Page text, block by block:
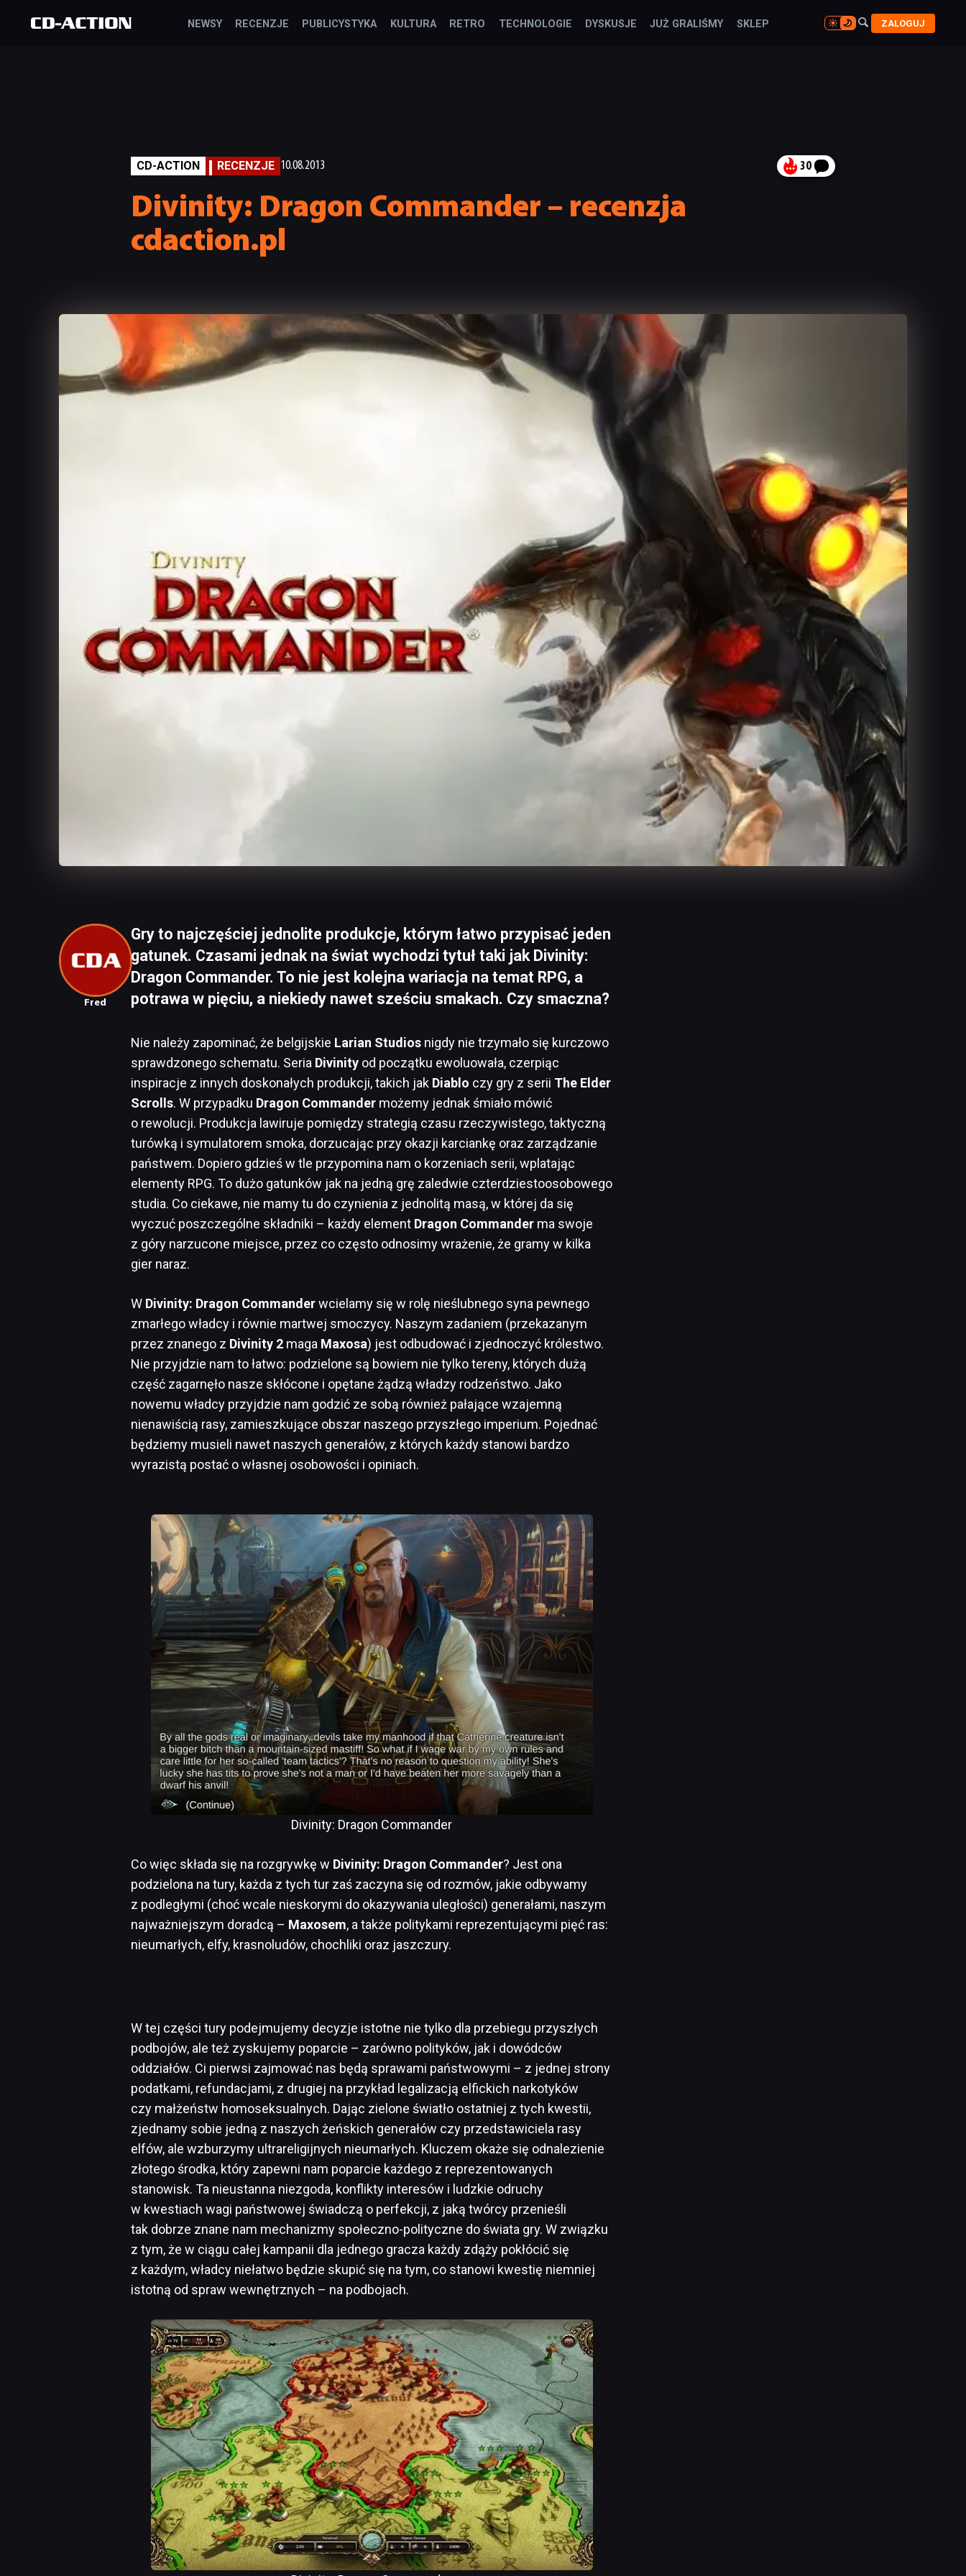
NEWSY RECENZJE PUBLICYSTYKA KULTURA RETRO TECHNOLOGIE DYSKUSJE JUŻ GRALIŚMY SKLEP 
 ZALOGUJ
CD-ACTION RECENZJE 10.08.2013 30
Divinity: Dragon Commander – recenzja
cdaction.pl
Fred
Gry to najczęściej jednolite produkcje, którym łatwo przypisać jeden
gatunek. Czasami jednak na świat wychodzi tytuł taki jak Divinity:
Dragon Commander. To nie jest kolejna wariacja na temat RPG, a
potrawa w pięciu, a niekiedy nawet sześciu smakach. Czy smaczna?
Nie należy zapominać, że belgijskie Larian Studios nigdy nie trzymało się kurczowo
sprawdzonego schematu. Seria Divinity od początku ewoluowała, czerpiąc
inspiracje z innych doskonałych produkcji, takich jak Diablo czy gry z serii The Elder
Scrolls. W przypadku Dragon Commander możemy jednak śmiało mówić
o rewolucji. Produkcja lawiruje pomiędzy strategią czasu rzeczywistego, taktyczną
turówką i symulatorem smoka, dorzucając przy okazji karciankę oraz zarządzanie
państwem. Dopiero gdzieś w tle przypomina nam o korzeniach serii, wplatając
elementy RPG. To dużo gatunków jak na jedną grę zaledwie czterdziestoosobowego
studia. Co ciekawe, nie mamy tu do czynienia z jednolitą masą, w której da się
wyczuć poszczególne składniki – każdy element Dragon Commander ma swoje
z góry narzucone miejsce, przez co często odnosimy wrażenie, że gramy w kilka
gier naraz.
W Divinity: Dragon Commanderwcielamy się w rolę nieślubnego syna pewnego
zmarłego władcy i równie martwej smoczycy. Naszym zadaniem (przekazanym
przez znanego z Divinity 2 maga Maxosa) jest odbudować i zjednoczyć królestwo.
Nie przyjdzie nam to łatwo: podzielone są bowiem nie tylko tereny, których dużą
część zagarnęło nasze skłócone i opętane żądzą władzy rodzeństwo. Jako
nowemu władcy przyjdzie nam godzić ze sobą również pałające wzajemną
nienawiścią rasy, zamieszkujące obszar naszego przyszłego imperium. Pojednać
będziemy musieli nawet naszych generałów, z których każdy stanowi bardzo
wyrazistą postać o własnej osobowości i opiniach.
Divinity: Dragon Commander
Co więc składa się na rozgrywkę w Divinity: Dragon Commander? Jest ona
podzielona na tury, każda z tych tur zaś zaczyna się od rozmów, jakie odbywamy
z podległymi (choć wcale nieskorymi do okazywania uległości) generałami, naszym
najważniejszym doradcą – Maxosem, a także politykami reprezentującymi pięć ras:
nieumarłych, elfy, krasnoludów, chochliki oraz jaszczury.
W tej części tury podejmujemy decyzje istotne nie tylko dla przebiegu przyszłych
podbojów, ale też zyskujemy poparcie – zarówno polityków, jak i dowódców
oddziałów. Ci pierwsi zajmować nas będą sprawami państwowymi – z jednej strony
podatkami, refundacjami, z drugiej na przykład legalizacją elfickich narkotyków
czy małżeństw homoseksualnych. Dając zielone światło ostatniej z tych kwestii,
zjednamy sobie jedną z naszych żeńskich generałów czy przedstawiciela rasy
elfów, ale wzburzymy ultrareligijnych nieumarłych. Kluczem okaże się odnalezienie
złotego środka, który zapewni nam poparcie każdego z reprezentowanych
stanowisk. Ta nieustanna niezgoda, konflikty interesów i ludzkie odruchy
w kwestiach wagi państwowej świadczą o perfekcji, z jaką twórcy przenieśli
tak dobrze znane nam mechanizmy społeczno-polityczne do świata gry. W związku
z tym, że w ciągu całej kampanii dla jednego gracza każdy zdąży pokłócić się
z każdym, władcy niełatwo będzie skupić się na tym, co stanowi kwestię niemniej
istotną od spraw wewnętrznych – na podbojach.